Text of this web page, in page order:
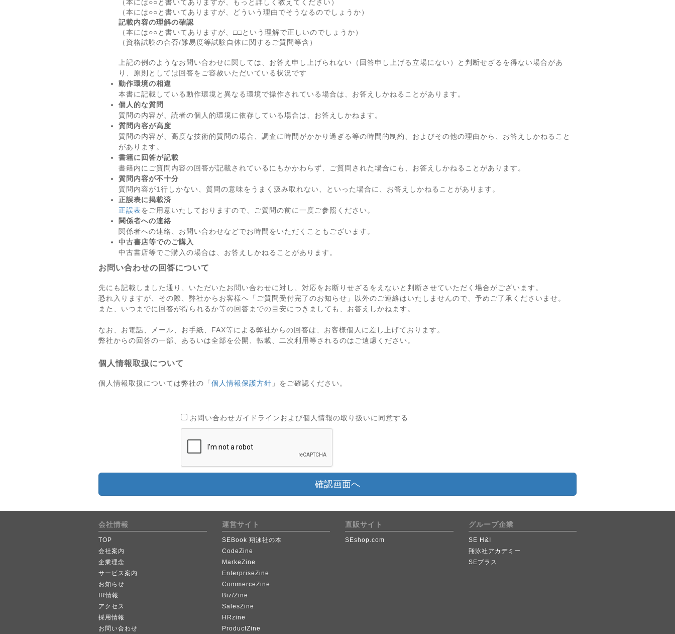
（本には○○と書いてありますが、もっと詳しく教えてください）
（本には○○と書いてありますが、どういう理由でそうなるのでしょうか）
記載内容の理解の確認
（本には○○と書いてありますが、□□という理解で正しいのでしょうか）
（資格試験の合否/難易度等試験自体に関するご質問等含）
上記の例のようなお問い合わせに関しては、お答え申し上げられない（回答申し上げる立場にない）と判断せざるを得ない場合があ
り、原則としては回答をご容赦いただいている状況です
動作環境の相違
本書に記載している動作環境と異なる環境で操作されている場合は、お答えしかねることがあります。
個人的な質問
質問の内容が、読者の個人的環境に依存している場合は、お答えしかねます。
質問内容が高度
質問の内容が、高度な技術的質問の場合、調査に時間がかかり過ぎる等の時間的制約、およびその他の理由から、お答えしかねること
があります。
書籍に回答が記載
書籍内にご質問内容の回答が記載されているにもかかわらず、ご質問された場合にも、お答えしかねることがあります。
質問内容が不十分
質問内容が1行しかない、質問の意味をうまく汲み取れない、といった場合に、お答えしかねることがあります。
正誤表に掲載済
正誤表をご用意いたしておりますので、ご質問の前に一度ご参照ください。
関係者への連絡
関係者への連絡、お問い合わせなどでお時間をいただくこともございます。
中古書店等でのご購入
中古書店等でご購入の場合は、お答えしかねることがあります。
お問い合わせの回答について
先にも記載しました通り、いただいたお問い合わせに対し、対応をお断りせざるをえないと判断させていただく場合がございます。
恐れ入りますが、その際、弊社からお客様へ「ご質問受付完了のお知らせ」以外のご連絡はいたしませんので、予めご了承くださいませ。
また、いつまでに回答が得られるか等の回答までの目安につきましても、お答えしかねます。
なお、お電話、メール、お手紙、FAX等による弊社からの回答は、お客様個人に差し上げております。
弊社からの回答の一部、あるいは全部を公開、転載、二次利用等されるのはご遠慮ください。
個人情報取扱について
個人情報取扱については弊社の「個人情報保護方針 」をご確認ください。
お問い合わせガイドラインおよび個人情報の取り扱いに同意する
確認画面へ
会社情報
TOP
会社案内
企業理念
サービス案内
お知らせ
IR情報
アクセス
採用情報
お問い合わせ
運営サイト
SEBook 翔泳社の本
CodeZine
MarkeZine
EnterpriseZine
CommerceZine
Biz/Zine
SalesZine
HRzine
ProductZine
直販サイト
SEshop.com
グループ企業
SE H&I
翔泳社アカデミー
SEプラス